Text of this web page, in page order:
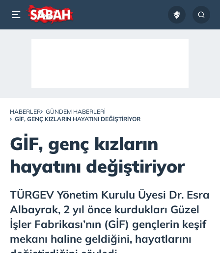
HABERLER
GÜNDEM HABERLERI
GİF, GENÇ KIZLARIN HAYATINI DEĞIŞTIRIYOR
GİF, genç kızların
hayatını değiştiriyor
TÜRGEV Yönetim Kurulu Üyesi Dr. Esra
Albayrak, 2 yıl önce kurdukları Güzel
İşler Fabrikası’nın (GİF) gençlerin keşif
mekanı haline geldiğini, hayatlarını